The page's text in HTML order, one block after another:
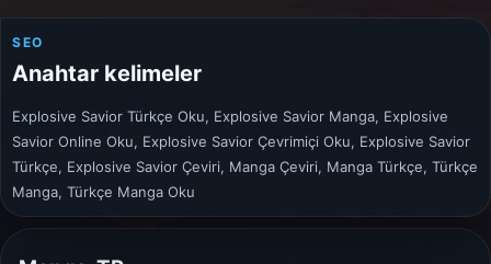
SEO
Anahtar kelimeler
Explosive Savior Türkçe Oku, Explosive Savior Manga, Explosive
Savior Online Oku, Explosive Savior Çevrimiçi Oku, Explosive Savior
Türkçe, Explosive Savior Çeviri, Manga Çeviri, Manga Türkçe, Türkçe
Manga, Türkçe Manga Oku